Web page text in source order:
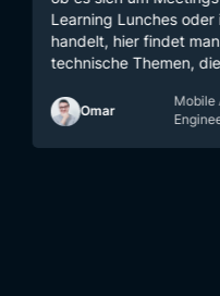
Learning Lunches oder interne
handelt, hier findet man immer
technische Themen, die einen
Omar
Mobile Apps